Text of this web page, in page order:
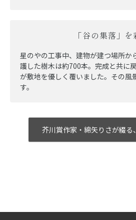
「谷の集落」を
星のやの工事中、建物が建つ場所か
護した樹木は約700本。完成と共に
が敷地を優しく覆いました。その風
す。
芥川賞作家・綿矢りさが綴る